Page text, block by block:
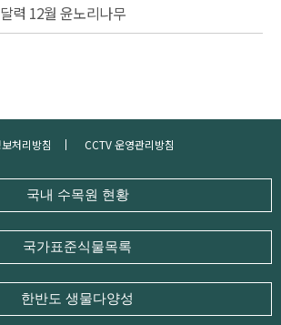
력 12월 윤노리나무
처리방침 CCTV 운영관리방침
국내 수목원 현황
국가표준식물목록
한반도 생물다양성